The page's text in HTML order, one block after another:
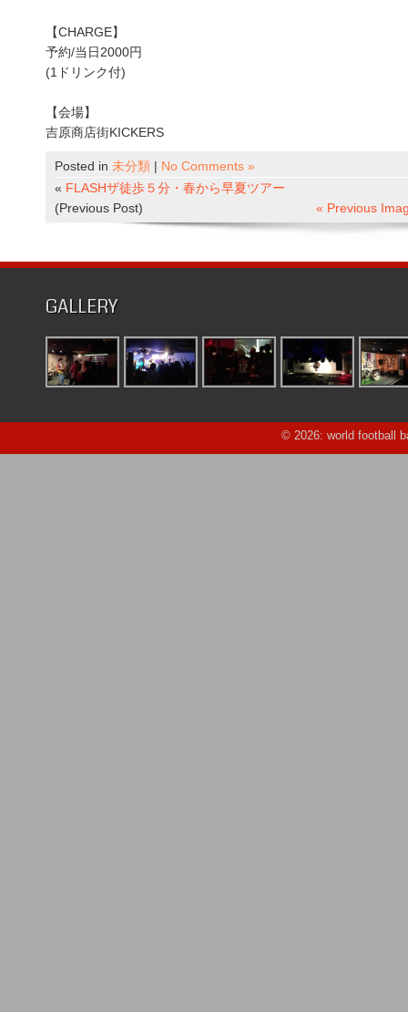
【CHARGE】
予約/当日2000円
(1ドリンク付)
【会場】
吉原商店街KICKERS
Posted in 未分類 | No Comments »
« FLASHザ徒歩５分・春から早夏ツアー
(Previous Post)
« Previous
GALLERY
© 2026: world football